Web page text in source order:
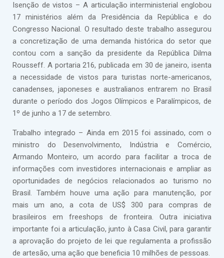
Isenção de vistos – A articulação interministerial englobou
17 ministérios além da Presidência da República e do
Congresso Nacional. O resultado deste trabalho assegurou
a concretização de uma demanda histórica do setor que
contou com a sanção da presidente da República Dilma
Rousseff. A portaria 216, publicada em 30 de janeiro, isenta
a necessidade de vistos para turistas norte-americanos,
canadenses, japoneses e australianos entrarem no Brasil
durante o período dos Jogos Olímpicos e Paralímpicos, de
1º de junho a 17 de setembro.
Trabalho integrado – Ainda em 2015 foi assinado, com o
ministro do Desenvolvimento, Indústria e Comércio,
Armando Monteiro, um acordo para facilitar a troca de
informações com investidores internacionais e ampliar as
oportunidades de negócios relacionados ao turismo no
Brasil. Também houve uma ação para manutenção, por
mais um ano, a cota de US$ 300 para compras de
brasileiros em freeshops de fronteira. Outra iniciativa
importante foi a articulação, junto à Casa Civil, para garantir
a aprovação do projeto de lei que regulamenta a profissão
de artesão, uma ação que beneficia 10 milhões de pessoas.